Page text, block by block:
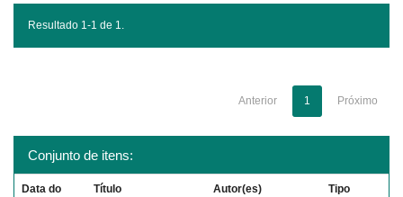
Resultado 1-1 de 1.
Anterior 1 Próximo
Conjunto de itens:
Data do
Título Autor(es) Tipo